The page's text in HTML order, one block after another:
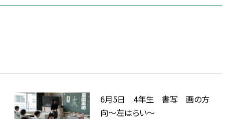
6月5日 4年生 書写 画の方
向〜左はらい〜